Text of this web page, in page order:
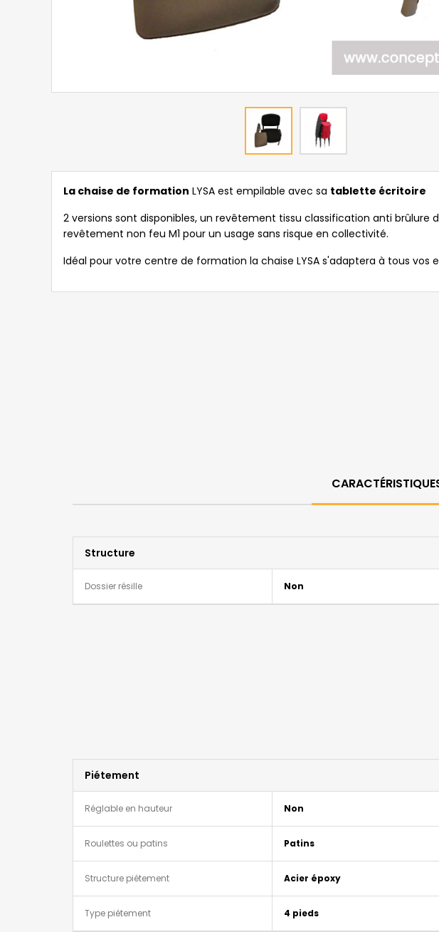
La chaise de formation LYSA est empilable avec sa tablette écritoire
2 versions sont disponibles, un revêtement tissu classification anti brûlure
revêtement non feu M1 pour un usage sans risque en collectivité.
Idéal pour votre centre de formation la chaise LYSA s'adaptera à tous vos
Structure
Dossier résille Non
Piétement
Réglable en hauteur Non
Roulettes ou patins Patins
Structure piétement Acier époxy
Type piétement 4 pieds